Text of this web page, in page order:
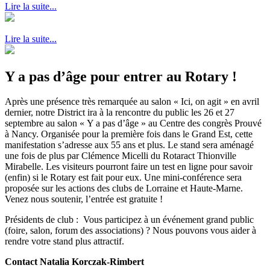
Lire la suite...
Lire la suite...
Y a pas d’âge pour entrer au Rotary !
Après une présence très remarquée au salon « Ici, on agit » en avril
dernier, notre District ira à la rencontre du public les 26 et 27
septembre au salon « Y a pas d’âge » au Centre des congrès Prouvé
à Nancy. Organisée pour la première fois dans le Grand Est, cette
manifestation s’adresse aux 55 ans et plus. Le stand sera aménagé
une fois de plus par Clémence Micelli du Rotaract Thionville
Mirabelle. Les visiteurs pourront faire un test en ligne pour savoir
(enfin) si le Rotary est fait pour eux. Une mini-conférence sera
proposée sur les actions des clubs de Lorraine et Haute-Marne.
Venez nous soutenir, l’entrée est gratuite !
Présidents de club : Vous participez à un événement grand public
(foire, salon, forum des associations) ? Nous pouvons vous aider à
rendre votre stand plus attractif.
Contact Natalia Korczak-Rimbert